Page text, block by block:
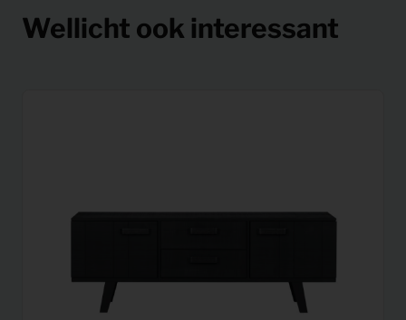
Wellicht ook interessant